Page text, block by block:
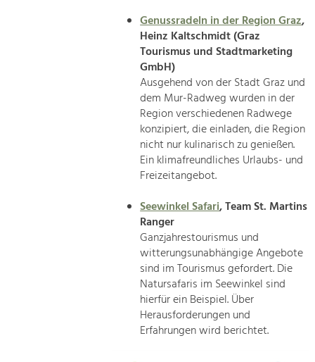
Genussradeln in der Region Graz,
Heinz Kaltschmidt (Graz
Tourismus und Stadtmarketing
GmbH)
Ausgehend von der Stadt Graz und
dem Mur-Radweg wurden in der
Region verschiedenen Radwege
konzipiert, die einladen, die Region
nicht nur kulinarisch zu genießen.
Ein klimafreundliches Urlaubs- und
Freizeitangebot.
Seewinkel Safari, Team St. Martins
Ranger
Ganzjahrestourismus und
witterungsunabhängige Angebote
sind im Tourismus gefordert. Die
Natursafaris im Seewinkel sind
hierfür ein Beispiel. Über
Herausforderungen und
Erfahrungen wird berichtet.